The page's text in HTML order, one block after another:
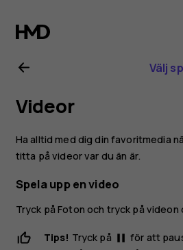
Nokia
6 Välj
Videor
Ha alltid med dig din favoritmedia
titta på videor var du än är.
Spela upp en video
Tryck påFoton och tryck på videon
Tips! Tryck på pause för att